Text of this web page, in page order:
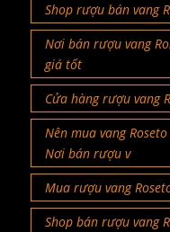
Shop rượu bán vang
Nơi bán rượu vang
giá tốt
Cửa hàng rượu vang
Nên mua vang
Nơi bán rượu v
Mua rượu vang
Shop bán rượu vang